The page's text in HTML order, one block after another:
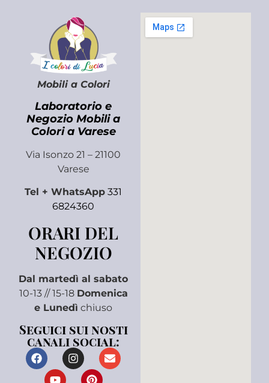
Mobili a Colori
Laboratorio e
Negozio Mobili a
Colori a Varese
Via Isonzo 21 – 21100
Varese
Tel + WhatsApp 331
6824360
ORARI DEL
NEGOZIO
Dal martedì al sabato
10-13 // 15-18 Domenica
e Lunedì chiuso
Seguici sui nosti
canali social: